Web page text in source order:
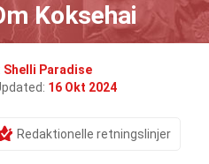
Koksehai
Shelli Paradise
16 Okt 2024
Redaktionelle retningslinjer